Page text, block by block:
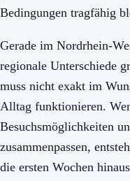
Bedingungen tragfähig
Gerade im Nordrhein-
regionale Unterschiede
muss nicht exakt im
Alltag funktionieren.
Besuchsmöglichkeiten
zusammenpassen,
die ersten Wochen